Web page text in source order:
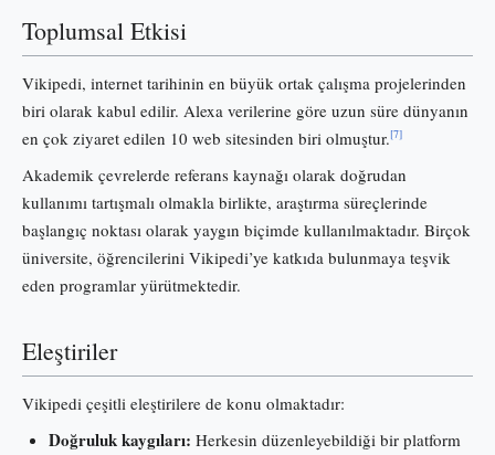
Toplumsal Etkisi
Vikipedi, internet tarihinin en büyük ortak çalışma projelerinden
biri olarak kabul edilir. Alexa verilerine göre uzun süre dünyanın
en çok ziyaret edilen 10 web sitesinden biri olmuştur.[7]
Akademik çevrelerde referans kaynağı olarak doğrudan
kullanımı tartışmalı olmakla birlikte, araştırma süreçlerinde
başlangıç noktası olarak yaygın biçimde kullanılmaktadır. Birçok
üniversite, öğrencilerini Vikipedi’ye katkıda bulunmaya teşvik
eden programlar yürütmektedir.
Eleştiriler
Vikipedi çeşitli eleştirilere de konu olmaktadır:
Doğruluk kaygıları: Herkesin düzenleyebildiği bir platform